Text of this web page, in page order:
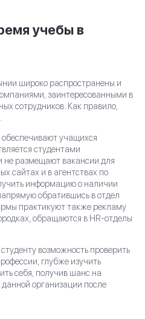
учебы в
широко распространены и
заинтересованными в
сотрудников. Как правило,
учащихся
студентами
не размещают вакансии для
сайтах и в агентствах по
информацию о наличии
обратившись в отдел
практикуют также рекламу
обращаются в HR-отделы
возможность проверить
глубже изучить
себя, получив шанс на
организации после